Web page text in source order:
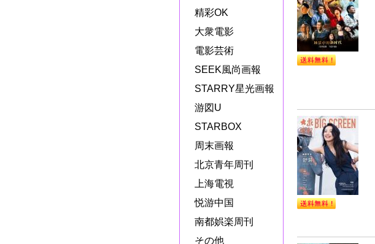
精彩OK
大衆電影
電影芸術
SEEK風尚画報
STARRY星光画報
游図U
STARBOX
周末画報
北京青年周刊
上海電視
悦游中国
南都娯楽周刊
その他